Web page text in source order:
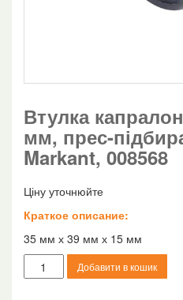
Втулка
мм, прес-
Markant, 008568
Ціну уточнюйте
Краткое описание:
35 мм х 39 мм х 15 мм
Втулка
капралонова
Добавити в кошик